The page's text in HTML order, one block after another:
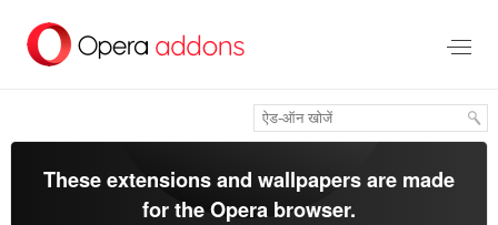
सामग्री
These extensions and wallpapers are made
for theOpera browser.